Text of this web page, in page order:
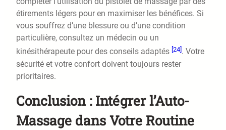
étirements légers pour en maximiser les bénéfices. Si
vous souffrez d’une blessure ou d’une condition
particulière, consultez un médecin ou un
kinésithérapeute pour des conseils adaptés [24]. Votre
sécurité et votre confort doivent toujours rester
prioritaires.
Conclusion : Intégrer l’Auto-
Massage dans Votre Routine